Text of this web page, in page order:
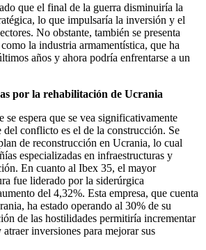
que el final de la guerra disminuiría la
lo que impulsaría la inversión y el
No obstante, también se presenta
la industria armamentística, que ha
años y ahora podría enfrentarse a un
por la rehabilitación de Ucrania
se espera que se vea significativamente
del conflicto es el de la construcción. Se
de reconstrucción en Ucrania, lo cual
especializadas en infraestructuras y
En cuanto al Ibex 35, el mayor
fue liderado por la siderúrgica
del 4,32%. Esta empresa, que cuenta
ha estado operando al 30% de su
de las hostilidades permitiría incrementar
inversiones para mejorar sus